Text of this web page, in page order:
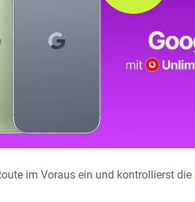
im Voraus ein und kontrollierst die